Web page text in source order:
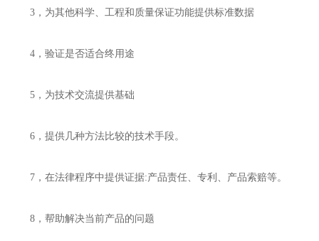
3，为其他科学、工程和质量保证功能提供标准数据
4，验证是否适合终用途
5，为技术交流提供基础
6，提供几种方法比较的技术手段。
7，在法律程序中提供证据:产品责任、专利、产品索赔等。
8，帮助解决当前产品的问题